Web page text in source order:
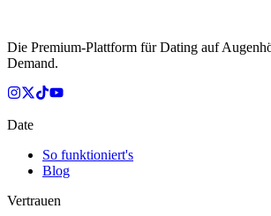
Die Premium-Plattform für Dating auf
Demand.
Date
So funktioniert's
Blog
Vertrauen